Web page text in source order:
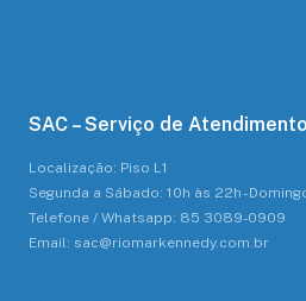
SAC – Serviço de
Localização: Piso L1
Segunda a Sábado: 10h às 22h -
Telefone / Whatsapp: 85 3089-0909
Email: sac@riomarkennedy.com.br